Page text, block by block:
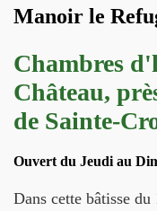
Manoir le
Chambres
Château,
de Sainte-
Ouvert du Jeudi au
Dans cette bâtisse